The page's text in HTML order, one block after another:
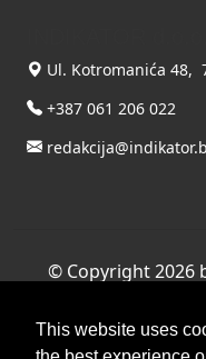
This website uses
Ul. Kotromanića 48,
+387 061 206 022
© Copyright 2026
Terms Of